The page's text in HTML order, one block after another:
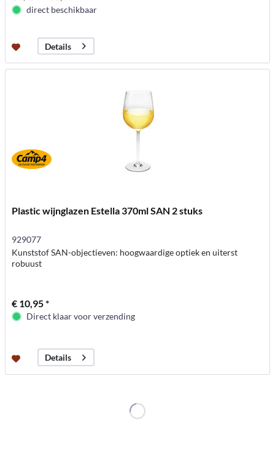
direct beschikbaar
Details
Plastic wijnglazen Estella 370ml SAN 2 stuks
929077
Kunststof SAN-objectieven: hoogwaardige optiek en uiterst
robuust
€ 10,95 *
Direct klaar voor verzending
Details